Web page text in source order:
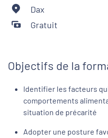
Dax
Gratuit
Objectifs de la
Identifier les facteurs
comportements
situation de précarité
Adopter une posture